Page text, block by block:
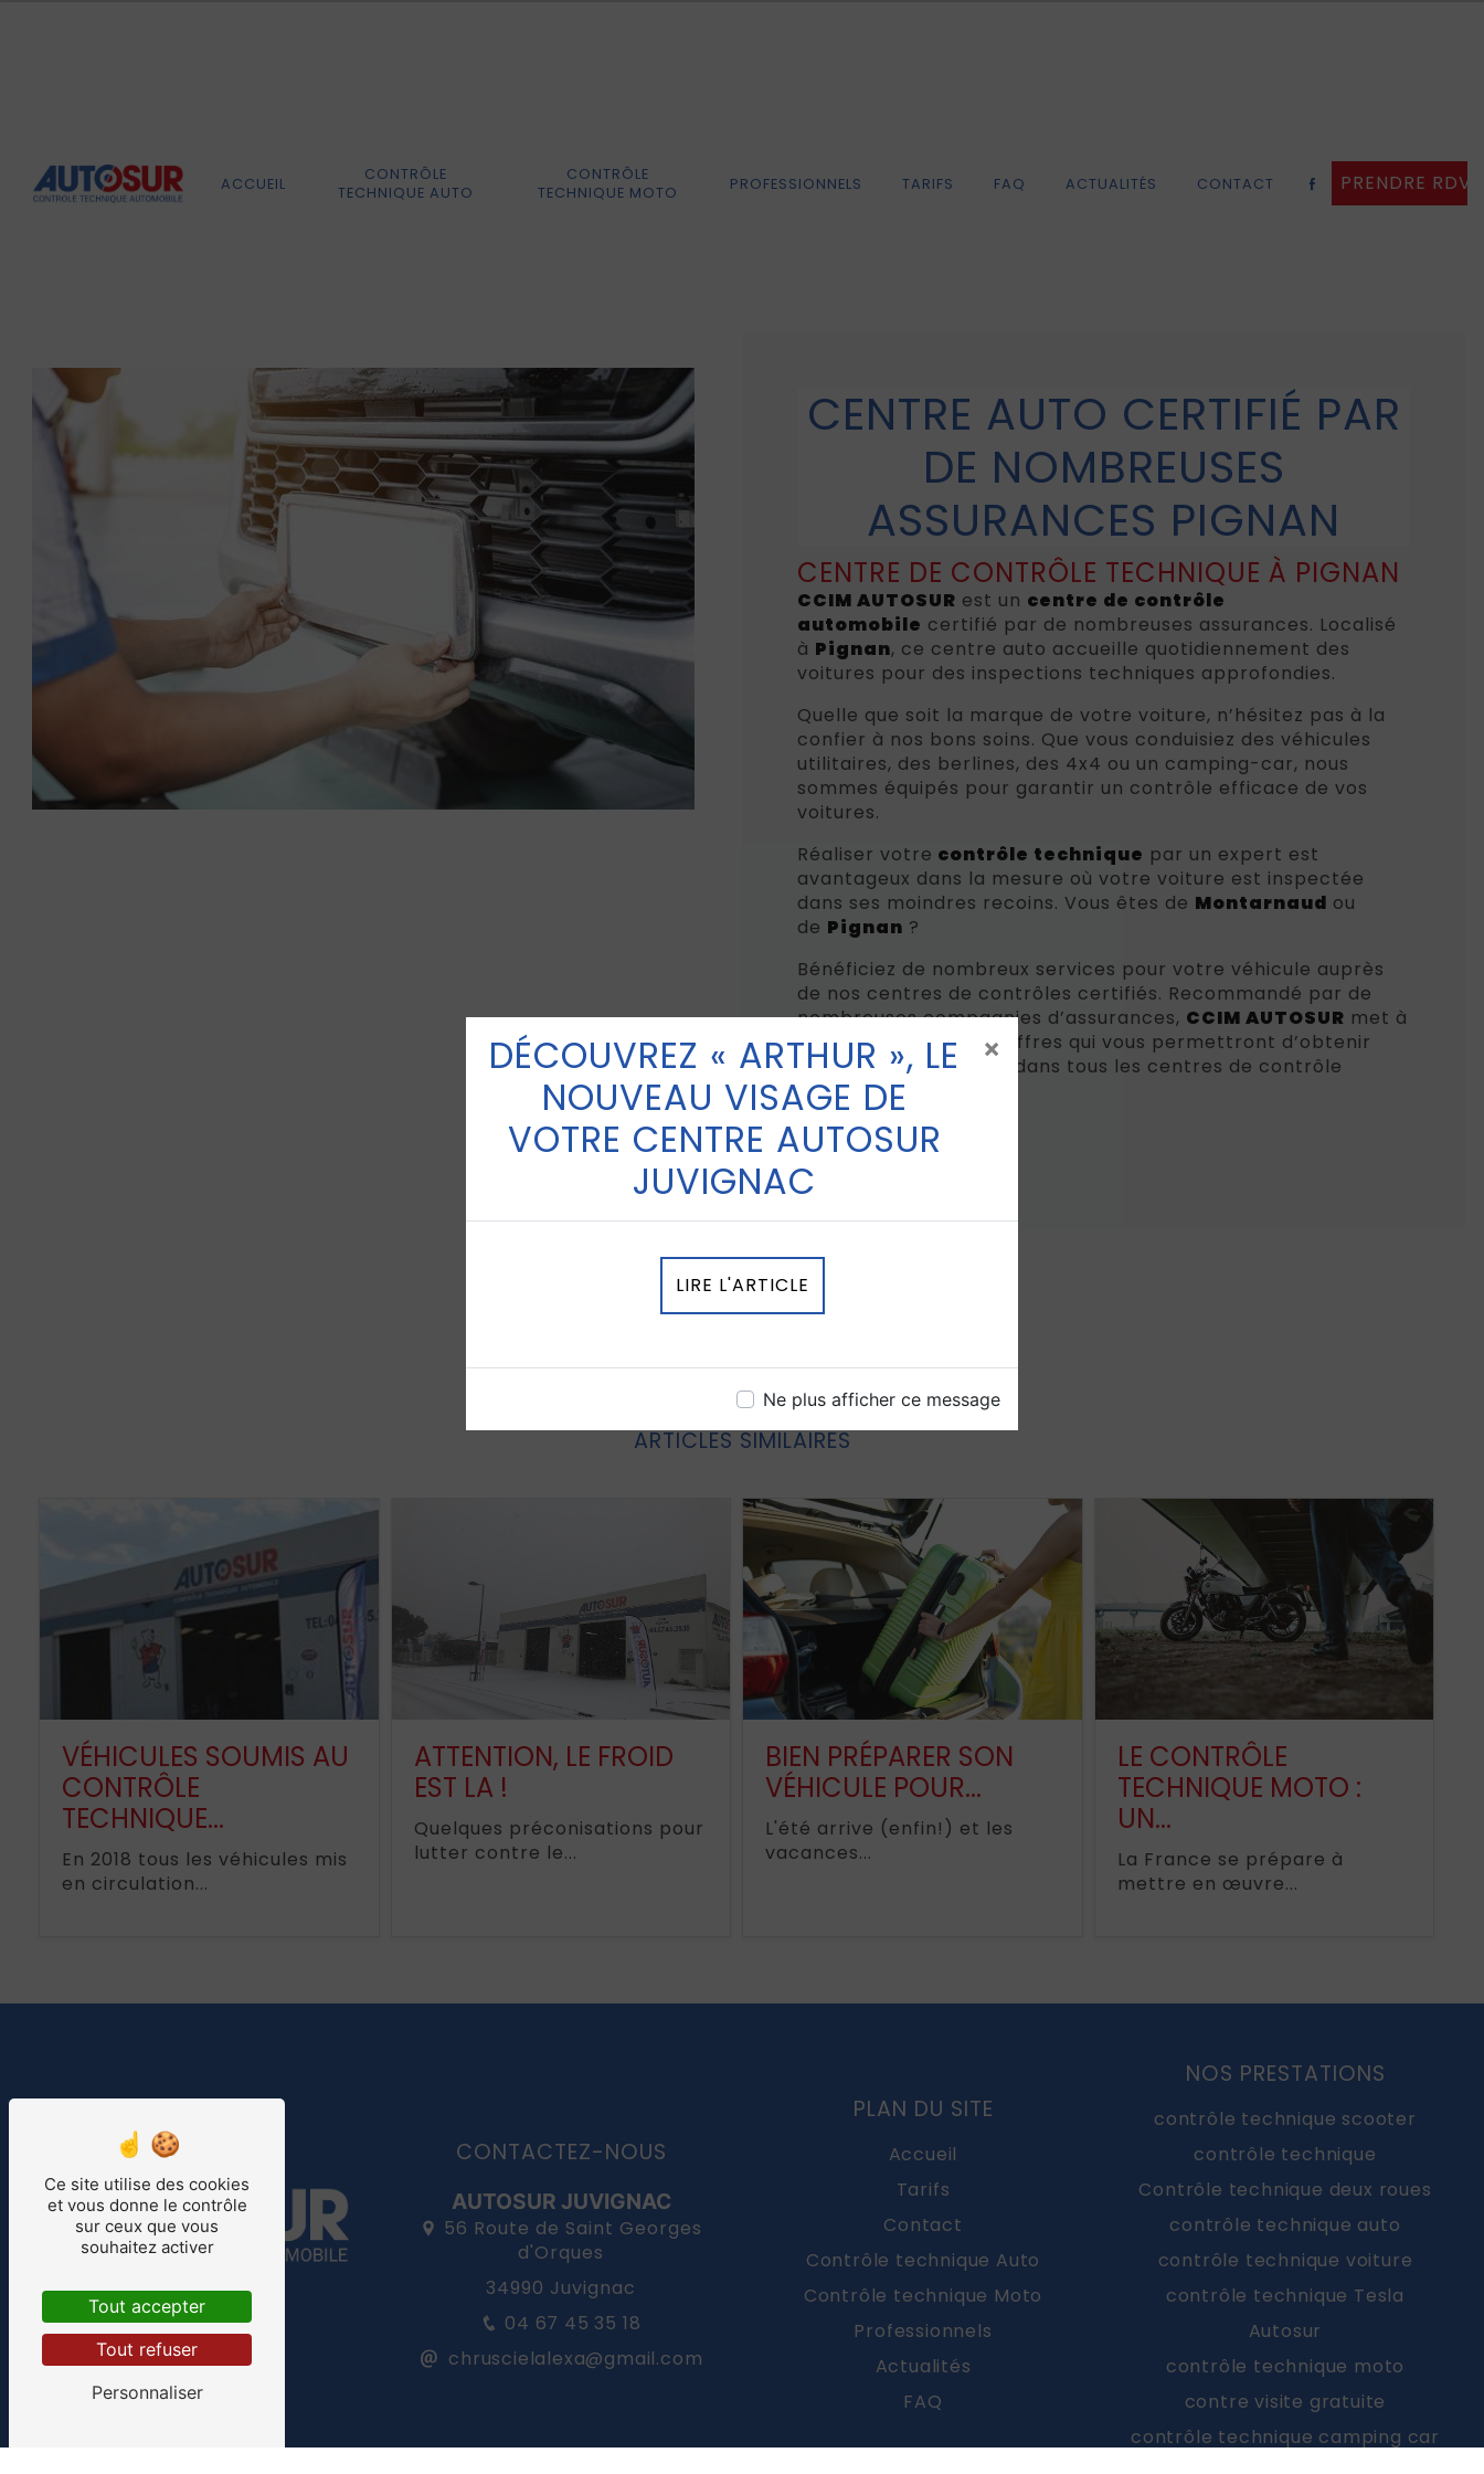
DÉCOUVREZ « ARTHUR », LE
NOUVEAU VISAGE DE
VOTRE CENTRE AUTOSUR
JUVIGNAC
×
LIRE L'ARTICLE
Ne plus afficher ce message
ACCUEIL
CONTRÔLE
TECHNIQUE AUTO
CONTRÔLE
TECHNIQUE MOTO
PROFESSIONNELS TARIFS FAQ ACTUALITÉS CONTACT PRENDRE RDV
CENTRE AUTO CERTIFIÉ PAR
DE NOMBREUSES
ASSURANCES PIGNAN
CENTRE DE CONTRÔLE TECHNIQUE À PIGNAN
CCIM AUTOSUR est un centre de contrôle
automobile certifié par de nombreuses assurances. Localisé
à Pignan, ce centre auto accueille quotidiennement des
voitures pour des inspections techniques approfondies.
Quelle que soit la marque de votre voiture, n’hésitez pas à la
confier à nos bons soins. Que vous conduisiez des véhicules
utilitaires, des berlines, des 4x4 ou un camping-car, nous
sommes équipés pour garantir un contrôle efficace de vos
voitures.
Réaliser votre contrôle technique par un expert est
avantageux dans la mesure où votre voiture est inspectée
dans ses moindres recoins. Vous êtes de Montarnaud ou
de Pignan ?
Bénéficiez de nombreux services pour votre véhicule auprès
de nos centres de contrôles certifiés. Recommandé par de
nombreuses compagnies d’assurances, CCIM AUTOSUR met à
votre disposition des offres qui vous permettront d’obtenir
une réduction valable dans tous les centres de contrôle
Autosur.
RETOUR
ARTICLES SIMILAIRES
VÉHICULES SOUMIS AU
CONTRÔLE
TECHNIQUE...
En 2018 tous les véhicules mis
en circulation...
ATTENTION, LE FROID
EST LA !
Quelques préconisations pour
lutter contre le...
BIEN PRÉPARER SON
VÉHICULE POUR...
L'été arrive (enfin!) et les
vacances...
LE CONTRÔLE
TECHNIQUE MOTO :
UN...
La France se prépare à
mettre en œuvre...
537 avis
clients
CONTACTEZ-NOUS
AUTOSUR JUVIGNAC
56 Route de Saint Georges
d'Orques
34990 Juvignac
04 67 45 35 18
chruscielalexa@gmail.com
PLAN DU SITE
Accueil
Tarifs
Contact
Contrôle technique Auto
Contrôle technique Moto
Professionnels
Actualités
FAQ
NOS PRESTATIONS
contrôle technique scooter
contrôle technique
Contrôle technique deux roues
contrôle technique auto
contrôle technique voiture
contrôle technique Tesla
Autosur
contrôle technique moto
contre visite gratuite
contrôle technique camping car
Ce site utilise des cookies
et vous donne le contrôle
sur ceux que vous
souhaitez activer
Tout accepter
Tout refuser
Personnaliser